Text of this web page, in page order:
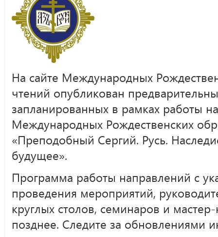
На сайте Международных
чтений опубликован
запланированных в рамках работы
Международных Рождественских
«Преподобный Сергий. Русь.
будущее».
Программа работы направлений с
проведения мероприятий,
круглых столов, семинаров и
позднее. Следите за обновлениями